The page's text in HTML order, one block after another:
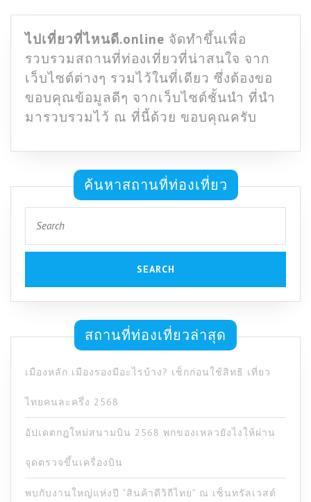
ไปเที่ยวที่ไหนดี.online จัดทำขึ้นเพื่อ
รวบรวมสถานที่ท่องเที่ยวที่น่าสนใจ จาก
เว็บไซต์ต่างๆ รวมไว้ในที่เดียว ซึ่งต้องขอ
ขอบคุณข้อมูลดีๆ จากเว็บไซต์ชั้นนำ ที่นำ
มารวบรวมไว้ ณ ที่นี้ด้วย ขอบคุณครับ
ค้นหาสถานที่ท่องเที่ยว
for:
สถานที่ท่องเที่ยวล่าสุด
เมืองหลัก เมืองรองมีอะไรบ้าง? เช็กก่อนใช้สิทธิ เที่ยว
ไทยคนละครึ่ง 2568
อัปเดตกฎใหม่สนามบิน 2568 พกของเหลวยังไงให้ผ่าน
จุดตรวจขึ้นเครื่องบิน
พบกับงานใหญ่แห่งปี “สินค้าดีวิถีไทย” ณ เซ็นทรัลเวสต์